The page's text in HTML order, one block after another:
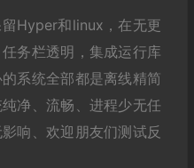
Hyper和linux，在无更
务栏透明，集成运行库
系统全部都是离线精简
净、流畅、进程少无任
响、欢迎朋友们测试反